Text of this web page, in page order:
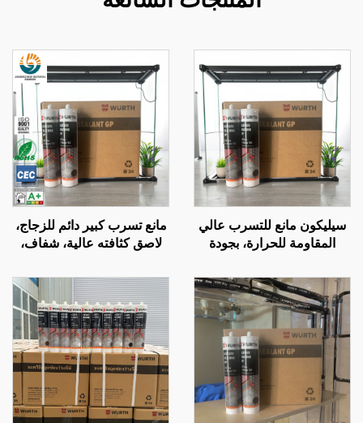
سيليكون مانع للتسرب عالي
المقاومة للحرارة، بجودة
ومقاوم للماء، أبيض نقي
مانع تسرب كبير دائم للزجاج،
لاصق كثافته عالية، شفاف،
الخليك، موردون سيليكون
لمدة 9 أشهر